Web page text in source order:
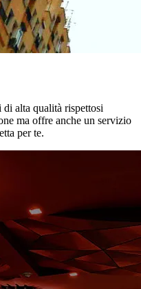
alta qualità rispettosi
ma offre anche un servizio
per te.